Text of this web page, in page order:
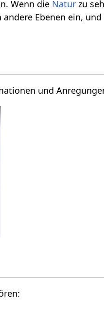
Wenn die Natur zu
Ebenen ein,
und